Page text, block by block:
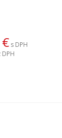
€ s DPH
DPH